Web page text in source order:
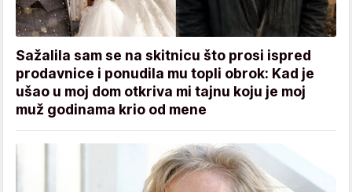
Sažalila sam se na skitnicu što prosi ispred
prodavnice i ponudila mu topli obrok: Kad je
ušao u moj dom otkriva mi tajnu koju je moj
muž godinama krio od mene